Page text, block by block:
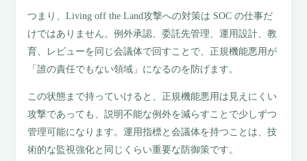
つまり、Living off the Land攻撃への対策は SOC の仕事だ
けではありません。例外承認、委託先管理、運用設計、教
育、レビューを同じ会議体で回すことで、正規機能悪用が
「誰の責任でもない領域」になるのを防げます。
この状態まで持っていけると、正規機能悪用は見えにくい
攻撃であっても、説明不能な例外を減らすことで少しずつ
管理可能になります。運用指標と会議体を持つことは、技
術的な監視強化と同じくらい重要な防御策です。